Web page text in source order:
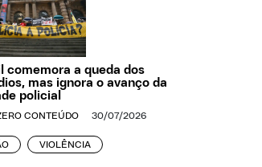
comemora a queda dos
mas ignora o avanço da
policial
CONTEÚDO 30/07/2026
VIOLÊNCIA